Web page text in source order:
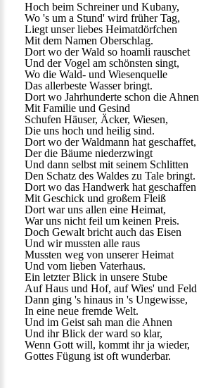
Hoch beim Schreiner und Kubany,
Wo 's um a Stund' wird früher Tag,
Liegt unser liebes Heimatdörfchen
Mit dem Namen Oberschlag.
Dort wo der Wald so hoamli rauschet
Und der Vogel am schönsten singt,
Wo die Wald- und Wiesenquelle
Das allerbeste Wasser bringt.
Dort wo Jahrhunderte schon die Ahnen
Mit Familie und Gesind
Schufen Häuser, Äcker, Wiesen,
Die uns hoch und heilig sind.
Dort wo der Waldmann hat geschaffet,
Der die Bäume niederzwingt
Und dann selbst mit seinem Schlitten
Den Schatz des Waldes zu Tale bringt.
Dort wo das Handwerk hat geschaffen
Mit Geschick und großem Fleiß
Dort war uns allen eine Heimat,
War uns nicht feil um keinen Preis.
Doch Gewalt bricht auch das Eisen
Und wir mussten alle raus
Mussten weg von unserer Heimat
Und vom lieben Vaterhaus.
Ein letzter Blick in unsere Stube
Auf Haus und Hof, auf Wies' und Feld
Dann ging 's hinaus in 's Ungewisse,
In eine neue fremde Welt.
Und im Geist sah man die Ahnen
Und ihr Blick der ward so klar,
Wenn Gott will, kommt ihr ja wieder,
Gottes Fügung ist oft wunderbar.